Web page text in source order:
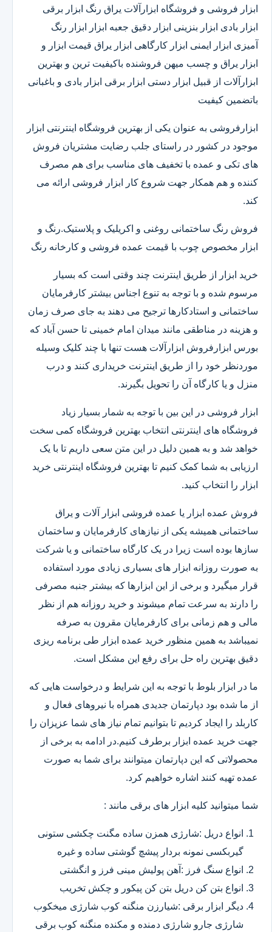
ابزار فروشی و فروشگاه ابزارآلات یراق رنگ ابزار برقی
ابزار بادی ابزار بنزینی ابزار دقیق​ جعبه ابزار ابزار رنگ
آمیزی ابزار ایمنی ابزار کارگاهی ابزار یراق قیمت ابزار و
ابزار یراق و چسب میهن فروشنده باکیفیت ترین و بهترین
ابزارآلات از قبیل ابزار دستی ابزار برقی ابزار بادی و باغبانی
باتضمین کیفیت
ابزارفروشی به عنوان یکی از بهترین فروشگاه اینترنتی ابزار
موجود در کشور در راستای جلب رضایت مشتریان فروش
های تکی و عمده با تخفیف های مناسب برای هم مصرف
کننده و هم همکار جهت شروع کار ابزار فروشی ارائه می
کند.
فروش رنگ ساختمانی روغنی و اکریلیک و پلاستیک.رنگ و
ابزار مخصوص چوب با قیمت عمده فروشی و کارخانه رنگ
خرید ابزار از طریق اینترنت چند وقتی است که بسیار
مرسوم شده و با توجه به تنوع اجناس بیشتر کارفرمایان
ساختمانی و استادکارها ترجیح می دهند به جای صرف زمان
و هزینه در مناطقی مانند میدان امام خمینی تا حسن آباد که
بورس ابزارفروش ابزارآلات هست تنها با چند کلیک وسیله
موردنظر خود را از طریق اینترنت خریداری کنند و درب
منزل و یا کارگاه آن را تحویل بگیرند.
ابزار فروشی در این بین با توجه به شمار بسیار زیاد
فروشگاه های اینترنتی انتخاب بهترین فروشگاه کمی سخت
خواهد شد و به همین دلیل در این متن سعی داریم تا با یک
ارزیابی به شما کمک کنیم تا بهترین فروشگاه اینترنتی خرید
ابزار را انتخاب کنید.
فروش عمده ابزار یا عمده فروشی ابزار آلات و یراق
ساختمانی همیشه یکی از نیازهای کارفرمایان و ساختمان
سازها بوده است زیرا در یک کارگاه ساختمانی و یا شرکت
به صورت روزانه ابزار های بسیاری زیادی مورد استفاده
قرار میگیرد و برخی از این ابزارها که بیشتر جنبه مصرفی
را دارند به سرعت تمام میشوند و خرید روزانه هم از نظر
مالی و هم زمانی برای کارفرمایان مقرون به صرفه
نمیباشد به همین منظور خرید عمده ابزار طی برنامه ریزی
دقیق بهترین راه حل برای رفع این مشکل است.
ما در ابزار بلوط با توجه به این شرایط و درخواست هایی که
از ما شده بود دپارتمان جدیدی همراه با نیروهای فعال و
کاربلد را ایجاد کردیم تا بتوانیم تمام نیاز های شما عزیزان را
جهت خرید عمده ابزار برطرف کنیم.در ادامه به برخی از
محصولاتی که این دپارتمان میتوانند برای شما به صورت
عمده تهیه کنند اشاره خواهیم کرد.
شما میتوانید کلیه ابزار های برقی مانند :
انواع دریل :شارژی همزن ساده مگنت چکشی ستونی
گیربکسی نمونه بردار پیشچ گوشتی ساده و غیره
انواع سنگ فرز :آهن پولیش مینی فرز و انگشتی
انواع بتن کن دریل بتن کن پیکور و چکش تخریب
دیگر ابزار برقی :شیارزن منگنه کوب شارژی میخکوب
شارژی جارو شارژی دمنده و مکنده منگنه کوب برقی